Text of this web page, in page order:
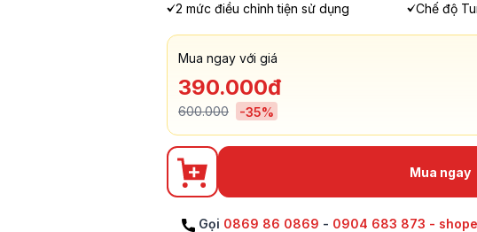
2 mức điều chỉnh tiện sử dụng
Chế độ
Mua ngay với giá
390.000đ
600.000 -35%
Mua ngay
Gọi 0869 86 0869 - 0904 683 873 -